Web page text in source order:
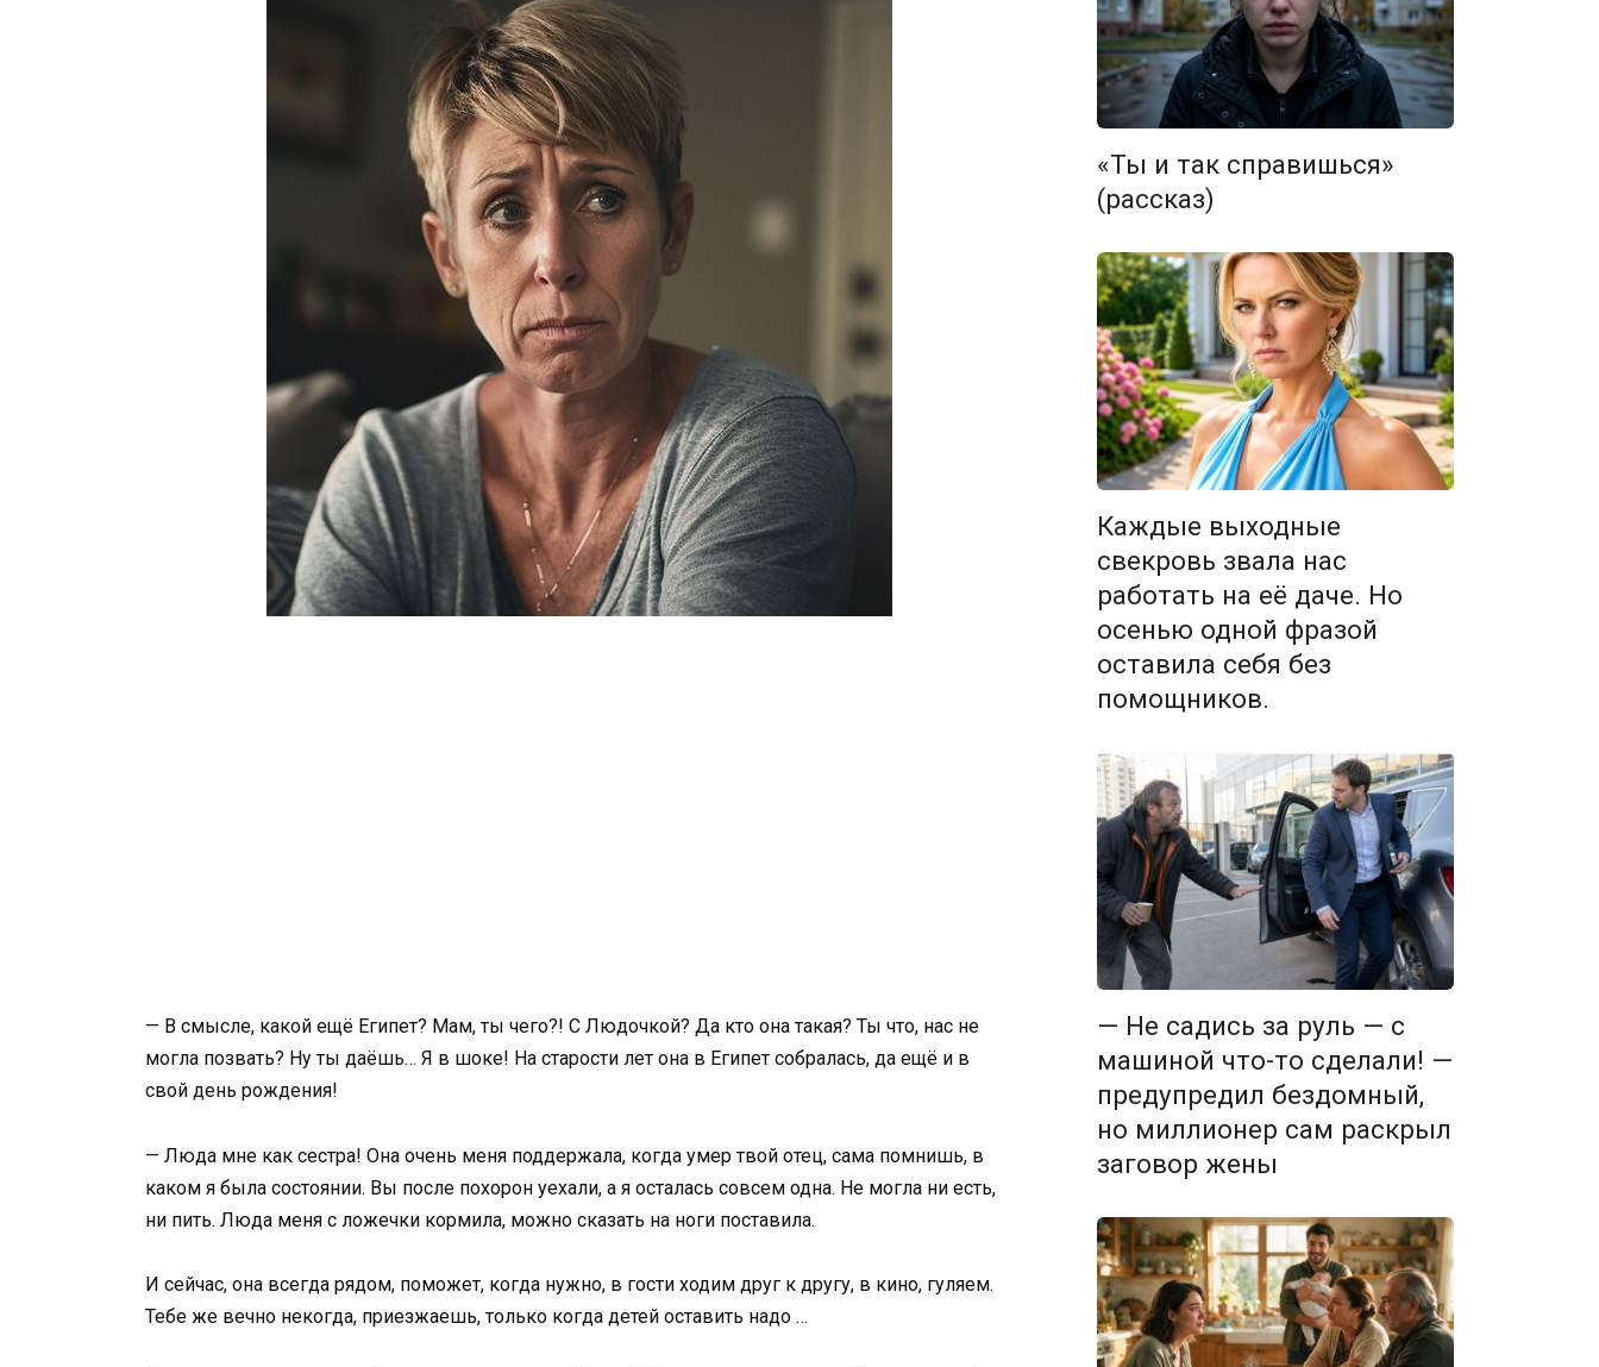
— В смысле, какой ещё Египет? Мам, ты чего?! С Людочкой? Да кто она такая? Ты что, нас не
могла позвать? Ну ты даёшь… Я в шоке! На старости лет она в Египет собралась, да ещё и в
свой день рождения!
— Люда мне как сестра! Она очень меня поддержала, когда умер твой отец, сама помнишь, в
каком я была состоянии. Вы после похорон уехали, а я осталась совсем одна. Не могла ни есть,
ни пить. Люда меня с ложечки кормила, можно сказать на ноги поставила.
И сейчас, она всегда рядом, поможет, когда нужно, в гости ходим друг к другу, в кино, гуляем.
Тебе же вечно некогда, приезжаешь, только когда детей оставить надо …
«Ты и так справишься»
(рассказ)
Каждые выходные
свекровь звала нас
работать на её даче. Но
осенью одной фразой
оставила себя без
помощников.
— Не садись за руль — с
машиной что-то сделали! —
предупредил бездомный,
но миллионер сам раскрыл
заговор жены